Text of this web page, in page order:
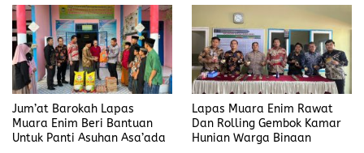
Jum’at Barokah Lapas
Muara Enim Beri Bantuan
Untuk Panti Asuhan Asa’ada
Lapas Muara Enim Rawat
Dan Rolling Gembok Kamar
Hunian Warga Binaan